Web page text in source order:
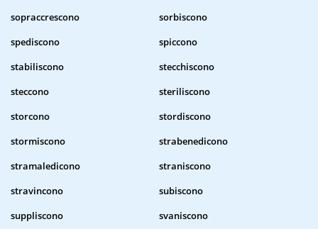
sopraccrescono
sorbiscono
spediscono
spiccono
stabiliscono
stecchiscono
steccono
steriliscono
storcono
stordiscono
stormiscono
strabenedicono
stramaledicono
straniscono
stravincono
subiscono
suppliscono
svaniscono